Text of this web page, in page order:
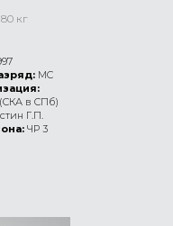
80 кг
МС
в СПб)
Г.П.
ЧР 3